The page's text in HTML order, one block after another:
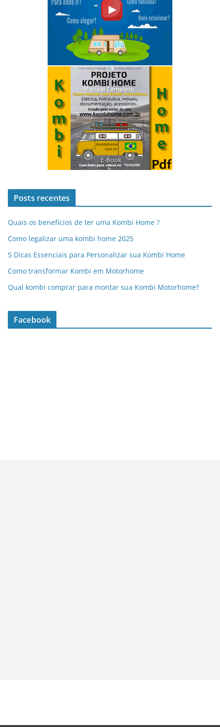
Posts recentes
Quais os benefícios de ter uma Kombi Home ?
Como legalizar uma kombi home 2025
5 Dicas Essenciais para Personalizar sua Kombi Home
Como transformar Kombi em Motorhome
Qual kombi comprar para montar sua Kombi Motorhome?
Facebook